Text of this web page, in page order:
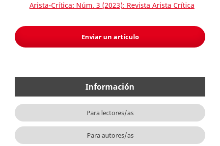
Arista-Crítica: Núm. 3 (2023): Revista Arista Crítica
Enviar un artículo
Información
Para lectores/as
Para autores/as